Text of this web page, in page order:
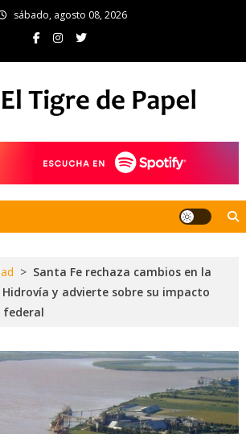
sábado, agosto 08, 2026
> Santa Fe rechaza cambios en la
Hidrovía y advierte sobre su impacto
federal